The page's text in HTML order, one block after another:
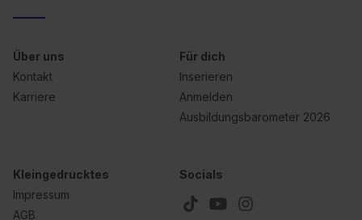
Über uns
Kontakt
Karriere
Für dich
Inserieren
Anmelden
Ausbildungsbarometer 2026
Kleingedrucktes
Impressum
AGB
Socials